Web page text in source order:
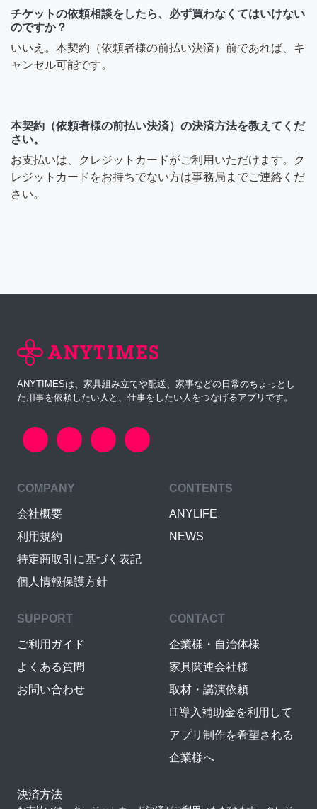
チケットの依頼相談をしたら、必ず買わなくてはいけない
のですか？
いいえ。本契約（依頼者様の前払い決済）前であれば、キ
ャンセル可能です。
本契約（依頼者様の前払い決済）の決済方法を教えてくだ
さい。
お支払いは、クレジットカードがご利用いただけます。ク
レジットカードをお持ちでない方は事務局までご連絡くだ
さい。
ANYTIMESは、家具組み立てや配送、家事などの日常のちょっとし
た用事を依頼したい人と、仕事をしたい人をつなげるアプリです。
COMPANY
会社概要
利用規約
特定商取引に基づく表記
個人情報保護方針
CONTENTS
ANYLIFE
NEWS
SUPPORT
ご利用ガイド
よくある質問
お問い合わせ
CONTACT
企業様・自治体様
家具関連会社様
取材・講演依頼
IT導入補助金を利用して
アプリ制作を希望される
企業様へ
決済方法